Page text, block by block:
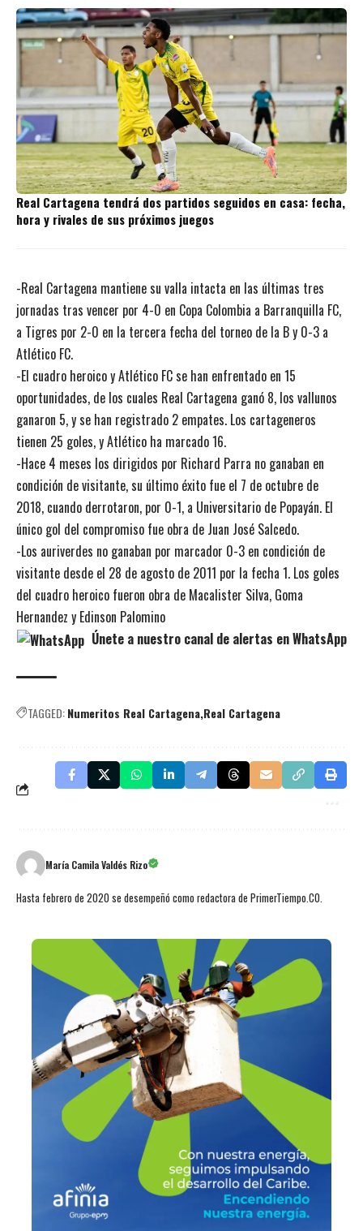
Real Cartagena tendrá dos partidos seguidos en casa: fecha,
hora y rivales de sus próximos juegos
-Real Cartagena mantiene su valla intacta en las últimas tres
jornadas tras vencer por 4-0 en Copa Colombia a Barranquilla FC,
a Tigres por 2-0 en la tercera fecha del torneo de la B y 0-3 a
Atlético FC.
-El cuadro heroico y Atlético FC se han enfrentado en 15
oportunidades, de los cuales Real Cartagena ganó 8, los vallunos
ganaron 5, y se han registrado 2 empates. Los cartageneros
tienen 25 goles, y Atlético ha marcado 16.
-Hace 4 meses los dirigidos por Richard Parra no ganaban en
condición de visitante, su último éxito fue el 7 de octubre de
2018, cuando derrotaron, por 0-1, a Universitario de Popayán. El
único gol del compromiso fue obra de Juan José Salcedo.
-Los auriverdes no ganaban por marcador 0-3 en condición de
visitante desde el 28 de agosto de 2011 por la fecha 1. Los goles
del cuadro heroico fueron obra de Macalister Silva, Goma
Hernandez y Edinson Palomino
Únete a nuestro canal de alertas en WhatsApp
TAGGED:Numeritos Real Cartagena Real Cartagena
María Camila Valdés Rizo
Hasta febrero de 2020 se desempeñó como redactora de PrimerTiempo.CO.